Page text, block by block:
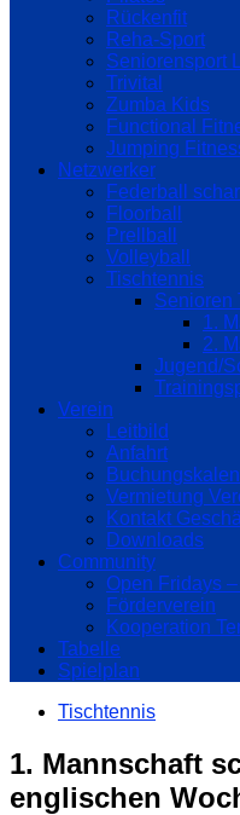
Rückenfit
Reha-Sport
Seniorensport
Trivital
Zumba Kids
Functional
Jumping
Netzwerker
Federball
Floorball
Prellball
Volleyball
Tischtennis
Senioren
1.
2.
Jugend/
Verein
Leitbild
Anfahrt
Vermietung
Kontakt
Downloads
Community
Open Fridays
Förderverein
Kooperation
Tabelle
Spielplan
Tischtennis
1. Mannschaft
englischen